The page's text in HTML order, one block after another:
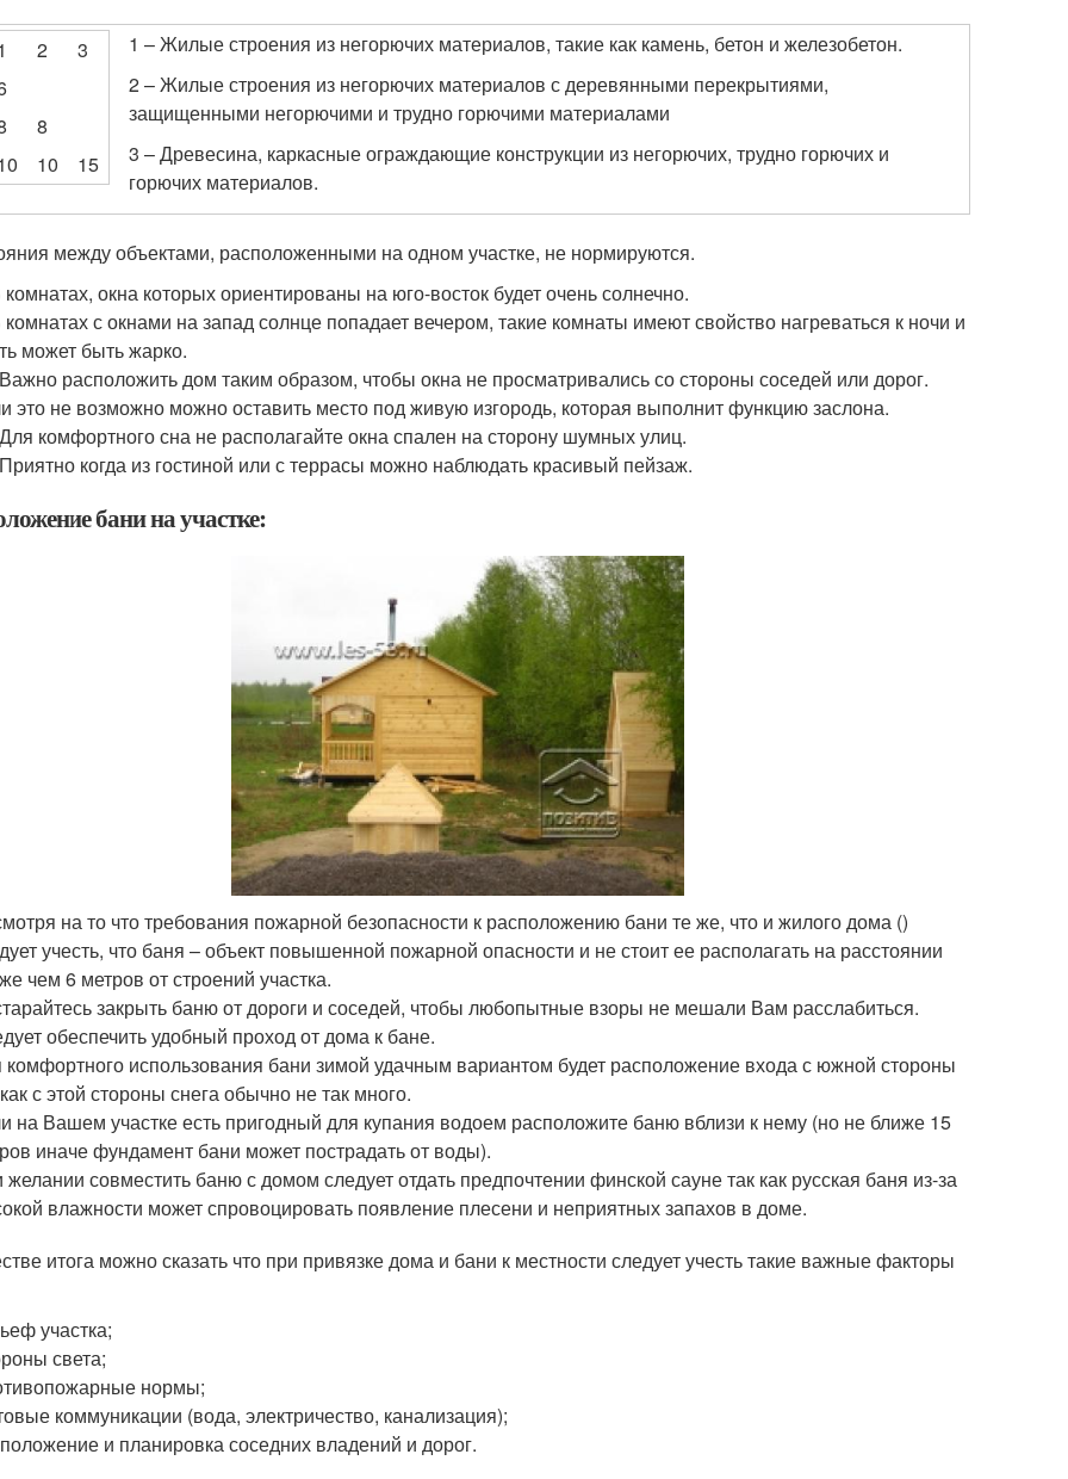
2
3
8
10 15
1 – Жилые строения из негорючих материалов, такие как камень, бетон и железобетон.
2 – Жилые строения из негорючих материалов с деревянными перекрытиями,
защищенными негорючими и трудно горючими материалами
3 – Древесина, каркасные ограждающие конструкции из негорючих, трудно горючих и
горючих материалов.
между объектами, расположенными на одном участке, не нормируются.
окна которых ориентированы на юго-восток будет очень солнечно.
с окнами на запад солнце попадает вечером, такие комнаты имеют свойство нагреваться к ночи и
может быть жарко.
расположить дом таким образом, чтобы окна не просматривались со стороны соседей или дорог.
это не возможно можно оставить место под живую изгородь, которая выполнит функцию заслона.
комфортного сна не располагайте окна спален на сторону шумных улиц.
когда из гостиной или с террасы можно наблюдать красивый пейзаж.
бани на участке:
на то что требования пожарной безопасности к расположению бани те же, что и жилого дома ()
учесть, что баня – объект повышенной пожарной опасности и не стоит ее располагать на расстоянии
чем 6 метров от строений участка.
закрыть баню от дороги и соседей, чтобы любопытные взоры не мешали Вам расслабиться.
обеспечить удобный проход от дома к бане.
использования бани зимой удачным вариантом будет расположение входа с южной стороны
с этой стороны снега обычно не так много.
на Вашем участке есть пригодный для купания водоем расположите баню вблизи к нему (но не ближе 15
иначе фундамент бани может пострадать от воды).
совместить баню с домом следует отдать предпочтении финской сауне так как русская баня из-за
влажности может спровоцировать появление плесени и неприятных запахов в доме.
итога можно сказать что при привязке дома и бани к местности следует учесть такие важные факторы
участка;
света;
нормы;
коммуникации (вода, электричество, канализация);
и планировка соседних владений и дорог.